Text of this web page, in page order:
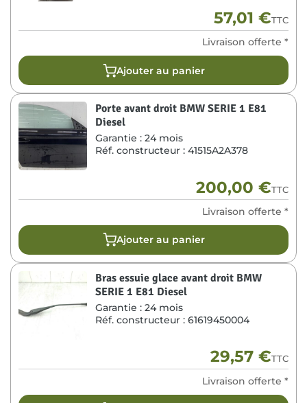
57,01 €TTC
Livraison offerte *
Ajouter au panier
Porte avant droit BMW SERIE 1 E81
Diesel
Garantie : 24 mois
Réf. constructeur : 41515A2A378
200,00 €TTC
Livraison offerte *
Ajouter au panier
Bras essuie glace avant droit BMW
SERIE 1 E81 Diesel
Garantie : 24 mois
Réf. constructeur : 61619450004
29,57 €TTC
Livraison offerte *